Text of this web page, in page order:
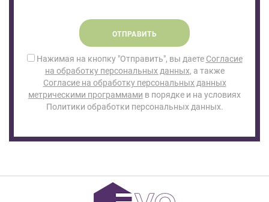
ОТПРАВИТЬ
Нажимая на кнопку "Отправить", вы даете Согласие
на обработку персональных данных, а также
Согласие на обработку персональных данных
метрическими программами в порядке и на условиях
Политики обработки персональных данных.